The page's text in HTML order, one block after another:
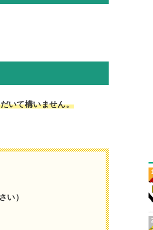
いて構いません。
い）